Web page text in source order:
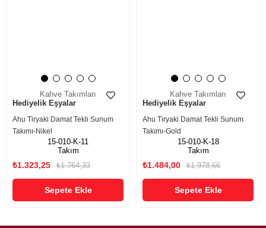
Kahve Takımları
Hediyelik Eşyalar
Ahu Tiryaki Damat Tekli Sunum
Takımı-Nikel
15-010-K-11
Takım
₺1.323,25 ₺1.764,33
Sepete Ekle
Kahve Takımları
Hediyelik Eşyalar
Ahu Tiryaki Damat Tekli Sunum
Takımı-Gold
15-010-K-18
Takım
₺1.484,00 ₺1.978,66
Sepete Ekle